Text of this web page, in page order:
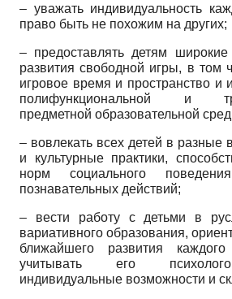
– уважать индивидуальность
право быть не похожим на других;
– предоставлять детям
развития свободной игры, в том
игровое время и пространство и
полифункциональной и
предметной образовательной
– вовлекать всех детей в разные
и культурные практики,
норм социального
познавательных действий;
– вести работу с детьми в
вариативного образования,
ближайшего развития
учитывать его
индивидуальные возможности и